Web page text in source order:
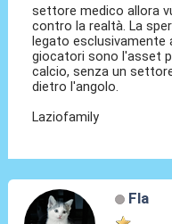
settore medico allora
contro la realtà. La
legato esclusivamente
giocatori sono l'asset
calcio, senza un
dietro l'angolo.
Laziofamily
Fla